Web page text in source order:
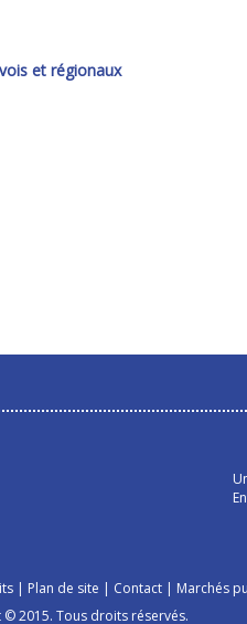
et régionaux
| Plan de site | Contact| Marchés
© 2015. Tous droits réservés.